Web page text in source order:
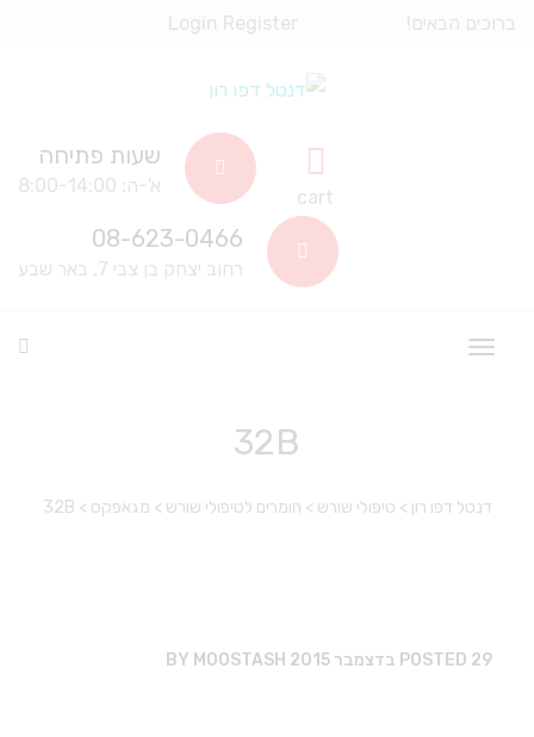
ברוכים הבאים! Login Register
cart
שעות פתיחה
א'-ה: 8:00-14:00
08-623-0466
רחוב יצחק בן צבי 7, באר שבע
32B
דנטל דפו רון > טיפולי שורש > חומרים לטיפולי שורש > מגאפקס >
32B
POSTED 29 בדצמבר 2015 BY MOOSTASH